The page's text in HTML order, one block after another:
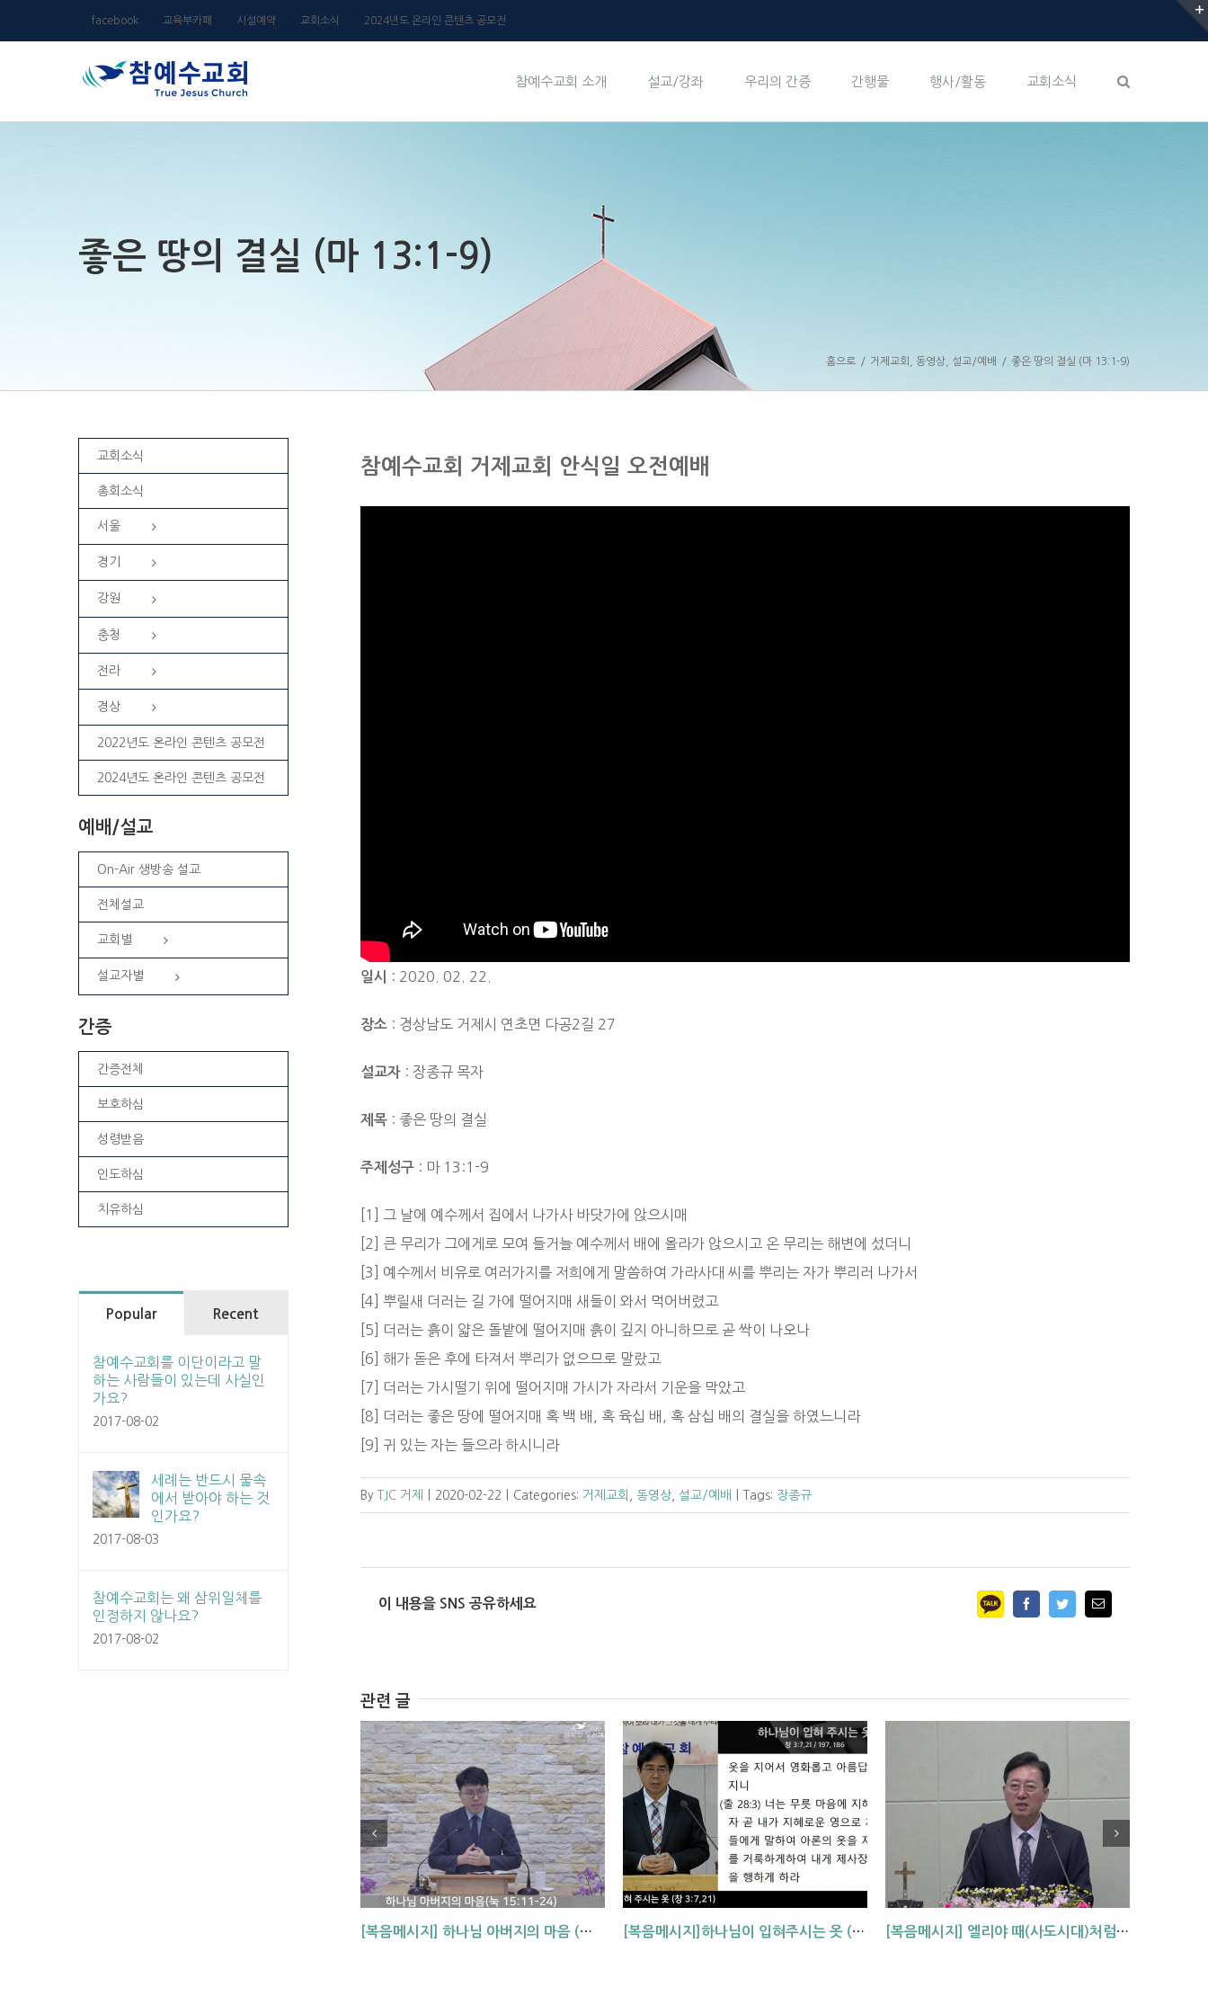
to
facebook 교육부카페 시설예약 교회소식 2024년도 온라인 콘텐츠 공모전
참예수교회 소개 설교/강좌 우리의 간증 간행물 행사/활동 교회소식
좋은 땅의 결실 (마 13:1-9)
홈으로 / 거제교회 동영상 설교/예배 / 좋은 땅의 결실 (마 13:1-9)
참예수교회 거제교회 안식일 오전예배
일시 : 2020. 02. 22.
장소 : 경상남도 거제시 연초면 다공2길 27
설교자 : 장종규 목자
제목 : 좋은 땅의 결실
주제성구 : 마 13:1-9
[1] 그 날에 예수께서 집에서 나가사 바닷가에 앉으시매
[2] 큰 무리가 그에게로 모여 들거늘 예수께서 배에 올라가 앉으시고 온 무리는 해변에 섰더니
[3] 예수께서 비유로 여러가지를 저희에게 말씀하여 가라사대 씨를 뿌리는 자가 뿌리러 나가서
[4] 뿌릴새 더러는 길 가에 떨어지매 새들이 와서 먹어버렸고
[5] 더러는 흙이 얇은 돌밭에 떨어지매 흙이 깊지 아니하므로 곧 싹이 나오나
[6] 해가 돋은 후에 타져서 뿌리가 없으므로 말랐고
[7] 더러는 가시떨기 위에 떨어지매 가시가 자라서 기운을 막았고
[8] 더러는 좋은 땅에 떨어지매 혹 백 배, 혹 육십 배, 혹 삼십 배의 결실을 하였느니라
[9] 귀 있는 자는 들으라 하시니라
By TJC 거제 2020-02-22 Categories: 거제교회 동영상 설교/예배 Tags: 장종규
이 내용을 SNS 공유하세요 FacebookTwitterEmail
관련 글
[복음메시지] 하나님 아버지의 마음 (눅15:11~24) [복음메시지]하나님이 입혀주시는 옷 (창 3:7,21) [복음메시지] 엘리야 때(사도시대)처럼 (왕하 2:1-14)
교회소식
총회소식
서울
경기
강원
충청
전라
경상
2022년도 온라인 콘텐츠 공모전
2024년도 온라인 콘텐츠 공모전
예배/설교
On-Air 생방송 설교
전체설교
교회별
설교자별
간증
간증전체
보호하심
성령받음
인도하심
치유하심
Popular Recent
참예수교회를 이단이라고 말
하는 사람들이 있는데 사실인
가요?
2017-08-02
세례는 반드시 물속
에서 받아야 하는 것
인가요?
2017-08-03
참예수교회는 왜 삼위일체를
인정하지 않나요?
2017-08-02